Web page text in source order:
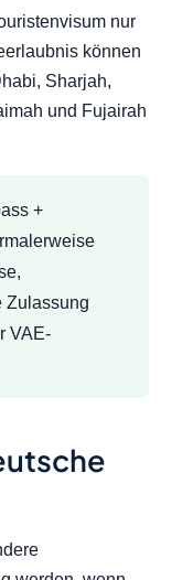
nur
können
Sharjah,
und Fujairah
+
Zulassung
VAE-